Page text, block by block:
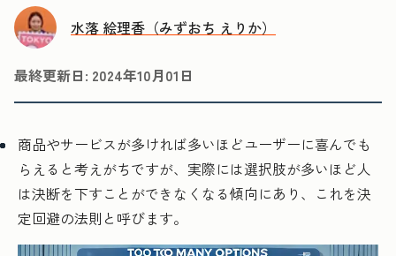
水落 絵理香（みずおち えりか）
最終更新日: 2024年10月01日
商品やサービスが多ければ多いほどユーザーに喜んでも
らえると考えがちですが、実際には選択肢が多いほど人
は決断を下すことができなくなる傾向にあり、これを決
定回避の法則と呼びます。